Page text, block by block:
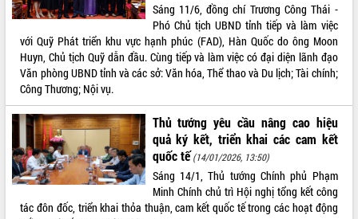
UBND tỉnh Đắk Lắk triển khai nhiệm
Kỳ họp thứ Hai, Hội đồng nhân dân
tỉnh khóa XI quyết nghị nhiều nội dung
quan trọng
Bí thư Tỉnh ủy Lương Nguyễn Minh
Triết thăm, tặng quà người có công với
cách mạng
Rà soát, hoàn thiện hệ thống thiết chế
văn hóa, thể thao đáp ứng yêu cầu
phát triển mới
Thường trực HĐND tỉnh Đắk Lắk gặp
mặt Đoàn chuyên gia y tế TP. Hồ Chí
ALBUM ẢNH
Sáng 11/6, đồng chí Trương Công Thái -
Phó Chủ tịch UBND tỉnh tiếp và làm việc
với Quỹ Phát triển khu vực hạnh phúc (FAD), Hàn Quốc do ông Moon
Huyn, Chủ tịch Quỹ dẫn đầu. Cùng tiếp và làm việc có đại diện lãnh đạo
Văn phòng UBND tỉnh và các sở: Văn hóa, Thể thao và Du lịch; Tài chính;
Công Thương; Nội vụ.
Thủ tướng yêu cầu nâng cao hiệu
quả ký kết, triển khai các cam kết
quốc tế (14/01/2026, 13:50)
Sáng 14/1, Thủ tướng Chính phủ Phạm
Minh Chính chủ trì Hội nghị tổng kết công
tác đôn đốc, triển khai thỏa thuận, cam kết quốc tế trong các hoạt động